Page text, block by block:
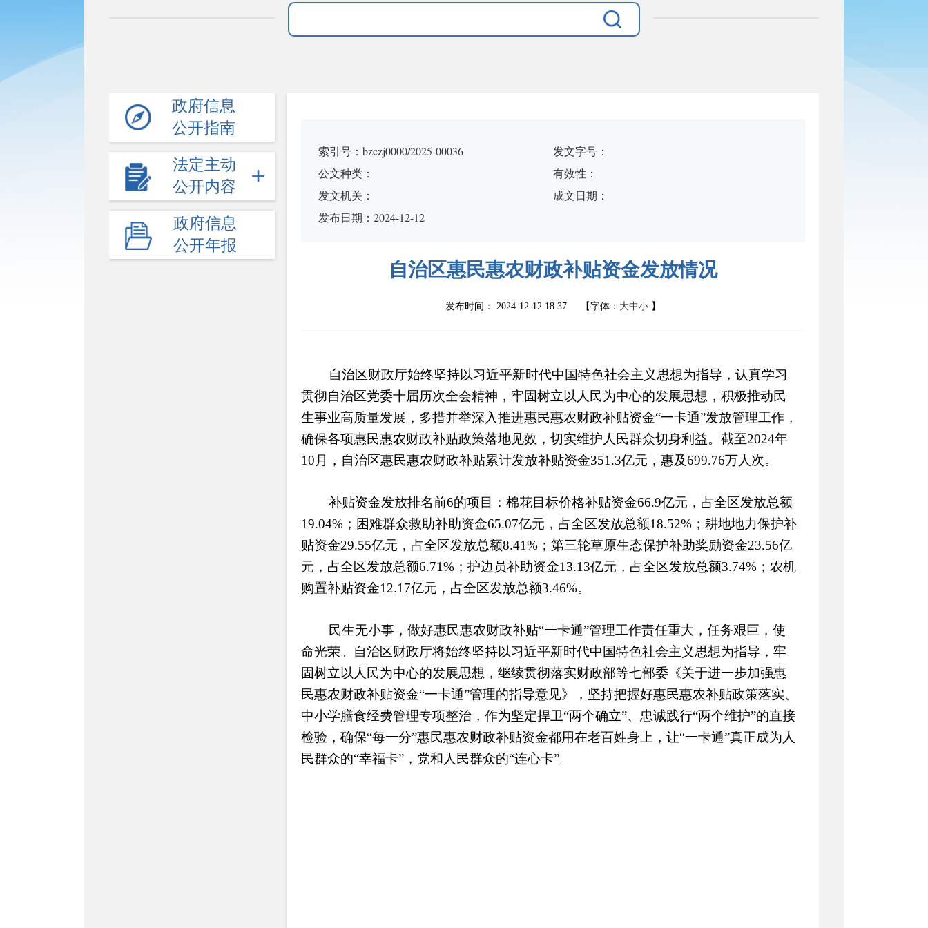
政府信息
公开指南
法定主动
公开内容
政府信息
公开年报
索引号：bzczj0000/2025-00036
发文字号：
公文种类：
有效性：
发文机关：
成文日期：
发布日期：2024-12-12
自治区惠民惠农财政补贴资金发放情况
发布时间： 2024-12-12 18:37 【字体： 大中小 】
自治区财政厅始终坚持以习近平新时代中国特色社会主义思想为指导，认真学习
贯彻自治区党委十届历次全会精神，牢固树立以人民为中心的发展思想，积极推动民
生事业高质量发展，多措并举深入推进惠民惠农财政补贴资金“一卡通”发放管理工作，
确保各项惠民惠农财政补贴政策落地见效，切实维护人民群众切身利益。截至2024年
10月，自治区惠民惠农财政补贴累计发放补贴资金351.3亿元，惠及699.76万人次。
补贴资金发放排名前6的项目：棉花目标价格补贴资金66.9亿元，占全区发放总额
19.04%；困难群众救助补助资金65.07亿元，占全区发放总额18.52%；耕地地力保护补
贴资金29.55亿元，占全区发放总额8.41%；第三轮草原生态保护补助奖励资金23.56亿
元，占全区发放总额6.71%；护边员补助资金13.13亿元，占全区发放总额3.74%；农机
购置补贴资金12.17亿元，占全区发放总额3.46%。
民生无小事，做好惠民惠农财政补贴“一卡通”管理工作责任重大，任务艰巨，使
命光荣。自治区财政厅将始终坚持以习近平新时代中国特色社会主义思想为指导，牢
固树立以人民为中心的发展思想，继续贯彻落实财政部等七部委《关于进一步加强惠
民惠农财政补贴资金“一卡通”管理的指导意见》，坚持把握好惠民惠农补贴政策落实、
中小学膳食经费管理专项整治，作为坚定捍卫“两个确立”、忠诚践行“两个维护”的直接
检验，确保“每一分”惠民惠农财政补贴资金都用在老百姓身上，让“一卡通”真正成为人
民群众的“幸福卡”，党和人民群众的“连心卡”。